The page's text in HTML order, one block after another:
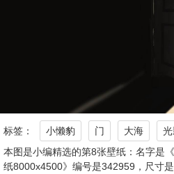
标签： 小懒豹 门 大海
本图是小编精选的第8张壁纸：名字是
纸8000x4500》编号是342959，尺寸